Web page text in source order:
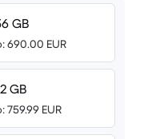
GB
690.00 EUR
GB
759.99 EUR